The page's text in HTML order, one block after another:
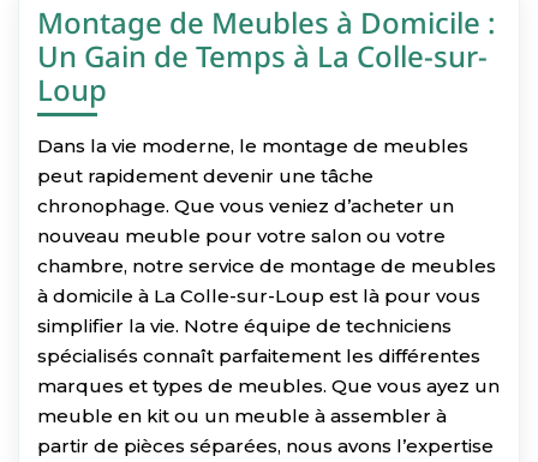
Montage de Meubles à Domicile :
Un Gain de Temps à La Colle-sur-
Loup
Dans la vie moderne, le montage de meubles
peut rapidement devenir une tâche
chronophage. Que vous veniez d’acheter un
nouveau meuble pour votre salon ou votre
chambre, notre service de montage de meubles
à domicile à La Colle-sur-Loup est là pour vous
simplifier la vie. Notre équipe de techniciens
spécialisés connaît parfaitement les différentes
marques et types de meubles. Que vous ayez un
meuble en kit ou un meuble à assembler à
partir de pièces séparées, nous avons l’expertise